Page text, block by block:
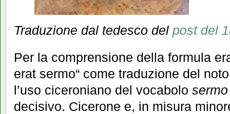
Traduzione dal tedesco del post del
Per la comprensione della formula
erat sermo“ come traduzione del
l’uso ciceroniano del vocabolo sermo
decisivo. Cicerone e, in misura